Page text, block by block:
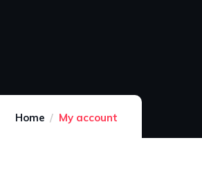
Home My account